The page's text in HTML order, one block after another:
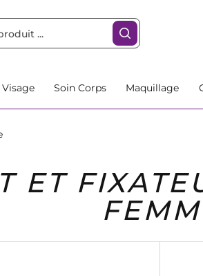
Soin Corps Maquillage
ET